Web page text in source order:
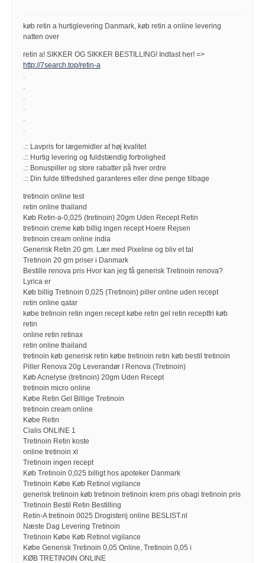
køb retin a hurtiglevering Danmark, køb retin a online levering
natten over
retin a! SIKKER OG SIKKER BESTILLING! Indtast her! =>
http://7search.top/retin-a
.
.
.
.
.
.
.:: Lavpris for lægemidler af høj kvalitet
.:: Hurtig levering og fuldstændig fortrolighed
.:: Bonuspiller og store rabatter på hver ordre
.:: Din fulde tilfredshed garanteres eller dine penge tilbage
tretinoin online test
retin online thailand
Køb Retin-a-0,025 (tretinoin) 20gm Uden Recept Retin
tretinoin creme køb billig ingen recept Hoere Rejsen
tretinoin cream online india
Generisk Retin 20 gm. Lær med Pixeline og bliv et tal
Tretinoin 20 gm priser i Danmark
Bestille renova pris Hvor kan jeg få generisk Tretinoin renova?
Lyrica er
Køb billig Tretinoin 0,025 (Tretinoin) piller online uden recept
retin online qatar
købe tretinoin retin ingen recept købe retin gel retin receptfri køb
retin
online retin retinax
retin online thailand
tretinoin køb generisk retin købe tretinoin retin køb bestil tretinoin
Piller Renova 20g Leverandør I Renova (Tretinoin)
Køb Acnelyse (tretinoin) 20gm Uden Recept
tretinoin micro online
Købe Retin Gel Billige Tretinoin
tretinoin cream online
Købe Retin
Cialis ONLINE 1
Tretinoin Retin koste
online tretinoin xl
Tretinoin ingen recept
Køb Tretinoin 0,025 billigt hos apoteker Danmark
Tretinoin Købe Køb Retinol vigilance
generisk tretinoin køb tretinoin tretinoin krem pris obagi tretinoin pris
Tretinoin Bestil Retin Bestilling
Retin-A tretinoin 0025 Drogisterij online BESLIST.nl
Næste Dag Levering Tretinoin
Tretinoin Købe Køb Retinol vigilance
Købe Generisk Tretinoin 0,05 Online, Tretinoin 0,05 i
KØB TRETINOIN ONLINE